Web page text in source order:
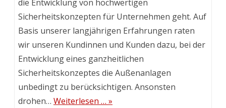
die Entwicklung von hochwertigen
Sicherheitskonzepten für Unternehmen geht. Auf
Basis unserer langjährigen Erfahrungen raten
wir unseren Kundinnen und Kunden dazu, bei der
Entwicklung eines ganzheitlichen
Sicherheitskonzeptes die Außenanlagen
unbedingt zu berücksichtigen. Ansonsten
drohen… Weiterlesen … »